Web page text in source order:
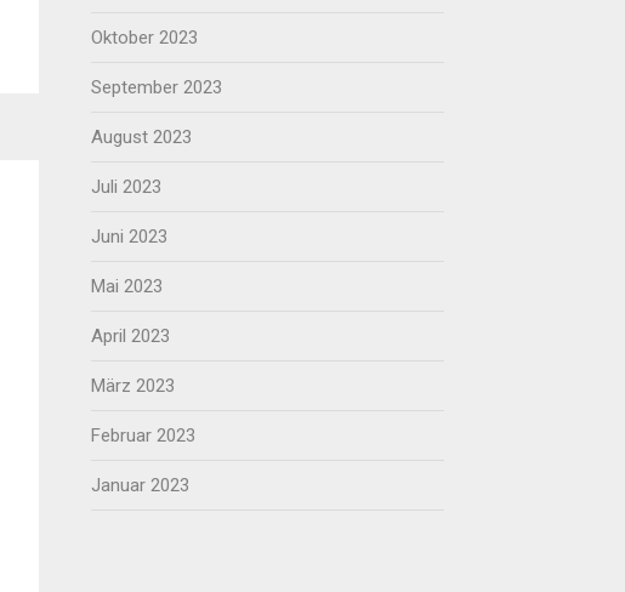
Oktober 2023
September 2023
August 2023
Juli 2023
Juni 2023
Mai 2023
April 2023
März 2023
Februar 2023
Januar 2023